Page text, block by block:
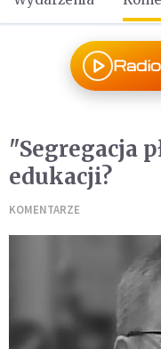
"Segregacja
edukacji?
KOMENTARZE